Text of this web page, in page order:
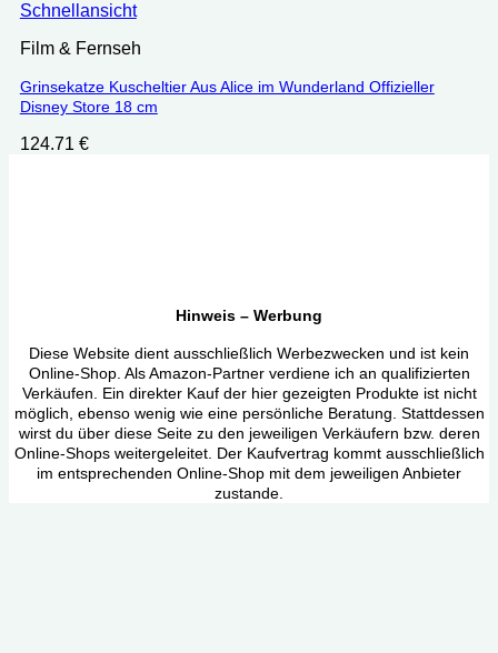
Schnellansicht
Film & Fernseh
Grinsekatze Kuscheltier Aus Alice im Wunderland Offizieller
Disney Store 18 cm
124.71 €
Hinweis – Werbung
Diese Website dient ausschließlich Werbezwecken und ist kein
Online-Shop. Als Amazon-Partner verdiene ich an qualifizierten
Verkäufen. Ein direkter Kauf der hier gezeigten Produkte ist nicht
möglich, ebenso wenig wie eine persönliche Beratung. Stattdessen
wirst du über diese Seite zu den jeweiligen Verkäufern bzw. deren
Online-Shops weitergeleitet. Der Kaufvertrag kommt ausschließlich
im entsprechenden Online-Shop mit dem jeweiligen Anbieter
zustande.